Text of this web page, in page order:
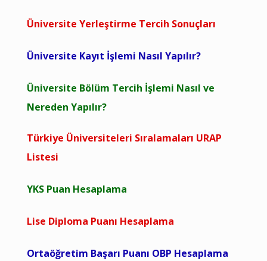
Üniversite Yerleştirme Tercih Sonuçları
Üniversite Kayıt İşlemi Nasıl Yapılır?
Üniversite Bölüm Tercih İşlemi Nasıl ve
Nereden Yapılır?
Türkiye Üniversiteleri Sıralamaları URAP
Listesi
YKS Puan Hesaplama
Lise Diploma Puanı Hesaplama
Ortaöğretim Başarı Puanı OBP Hesaplama